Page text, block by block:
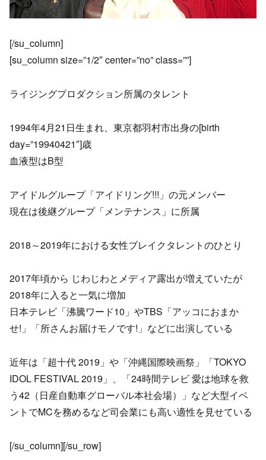
[/su_column]
[su_column size=”1/2″ center=”no” class=””]
ライジングプロダクション所属のタレント
1994年4月21日生まれ、東京都羽村市出身の[birth
day=”19940421″]歳
血液型はB型
アイドルグループ「アイドリング!!!」の元メンバー
現在は後継グループ「メンテナンス」に所属
2018～2019年における女性ブレイクタレントのひとり
2017年頃から じわじわとメディア露出が増えていたが
2018年に入ると一気に増加
日本テレビ「沸騰ワード10」やTBS「アッコにおまか
せ!」「所さんお届けモノです!」などに出演している
近年は「超十代 2019」や「沖縄国際映画祭」「TOKYO
IDOL FESTIVAL 2019」、「24時間テレビ 愛は地球を救
う42（日産自動車グローバル本社会場）」など大型イベ
ントでMCを務めるなど司会業にも高い適性を見せている
[/su_column][/su_row]